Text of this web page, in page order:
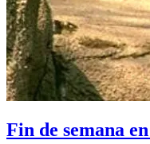
Fin de semana